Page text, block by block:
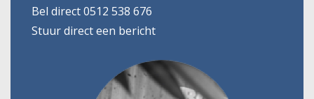
Bel direct 0512 538 676
Stuur direct een bericht